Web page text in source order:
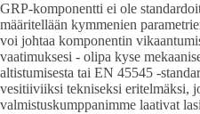
GRP-komponentti ei ole
määritellään kymmenien
voi johtaa komponentin
vaatimuksesi - olipa kyse
altistumisesta tai EN 45545 -
vesitiiviiksi tekniseksi eritelmäksi,
valmistuskumppanimme laativat